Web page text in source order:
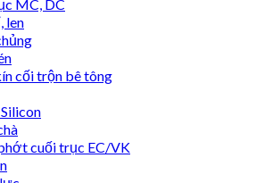
MC, DC
len
cối trộn bê tông
cuối trục EC/VK